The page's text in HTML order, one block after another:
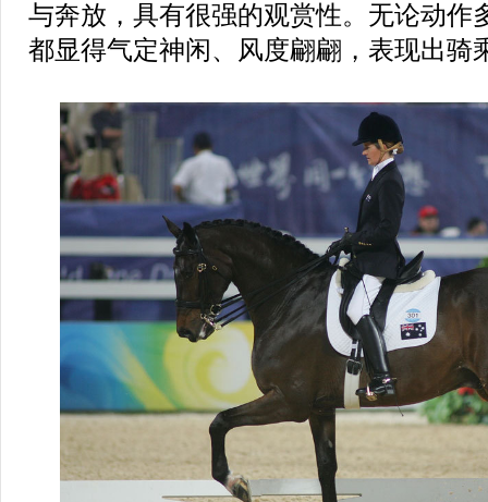
与奔放，具有很强的观赏性。无论动作
都显得气定神闲、风度翩翩，表现出骑